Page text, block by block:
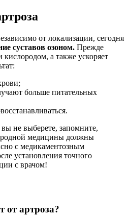
от локализации, сегодня
суставов озоном. Прежде
кислородом, а также ускоряет
больше питательных
не выберете, запомните,
медицины должны
с медикаментозным
установления точного
с врачом!
от артроза?